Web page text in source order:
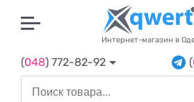
Интернет-магазин в
(048) 772-82-92 (